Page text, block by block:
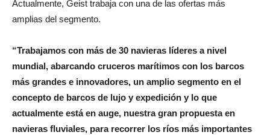
Actualmente, Geist trabaja con una de las ofertas más
amplias del segmento.
“Trabajamos con más de 30 navieras líderes a nivel
mundial, abarcando cruceros marítimos con los barcos
más grandes e innovadores, un amplio segmento en el
concepto de barcos de lujo y expedición y lo que
actualmente está en auge, nuestra gran propuesta en
navieras fluviales, para recorrer los ríos más importantes